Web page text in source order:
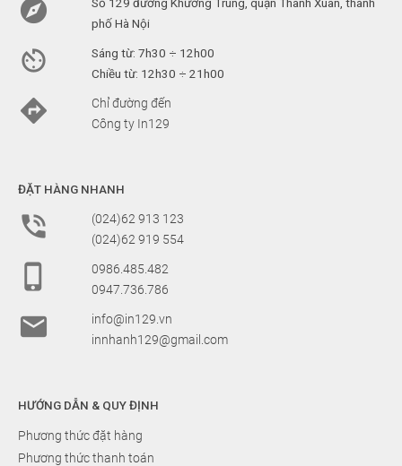

phố Hà Nội

Sáng từ: 7h30 ÷ 12h00
Chiều từ: 12h30 ÷ 21h00

Chỉ đường đến
Công ty In129
ĐẶT HÀNG NHANH

(024)62 913 123
(024)62 919 554

0986.485.482
0947.736.786

info@in129.vn
innhanh129@gmail.com
HƯỚNG DẪN & QUY ĐỊNH
Phương thức đặt hàng
Phương thức thanh toán